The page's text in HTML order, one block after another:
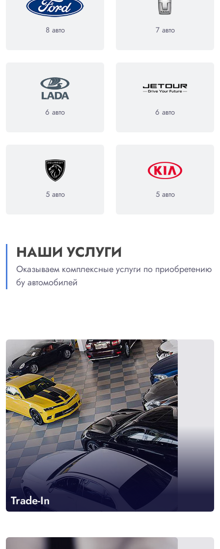
8 авто 7 авто
6 авто 6 авто
5 авто 5 авто
НАШИ УСЛУГИ
Оказываем комплексные услуги по приобретению
бу автомобилей
Trade-In